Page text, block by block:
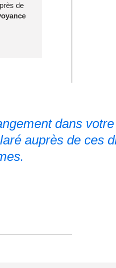
de
dans
auprès de ces